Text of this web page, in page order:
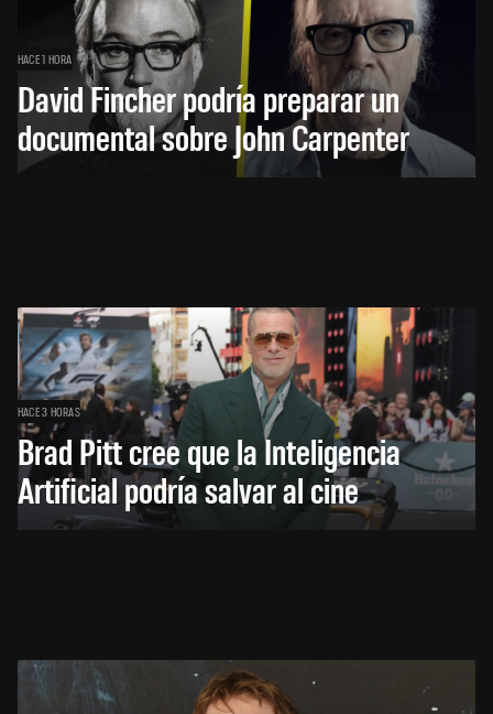
HACE 1 HORA
David Fincher podría preparar un
documental sobre John Carpenter
HACE 3 HORAS
Brad Pitt cree que la Inteligencia
Artificial podría salvar al cine